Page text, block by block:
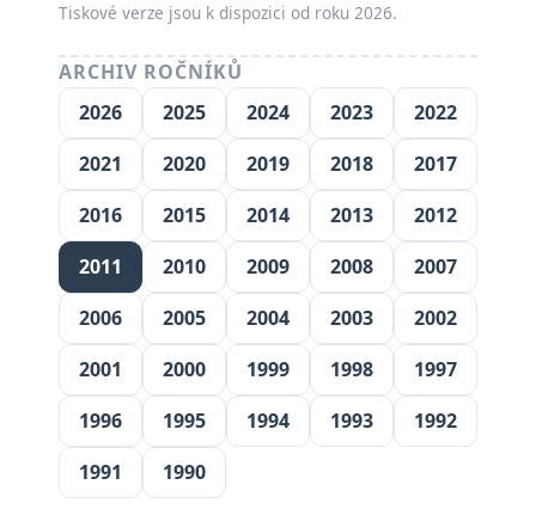
Tiskové verze jsou k dispozici od roku 2026.
ARCHIV ROČNÍKŮ
2026
2025 2024 2023
2022
2021
2020 2019 2018
2017
2016
2015 2014 2013
2012
2011
2010 2009 2008
2007
2006
2005 2004 2003
2002
2001
2000 1999 1998
1997
1996
1995 1994 1993
1992
1991
1990